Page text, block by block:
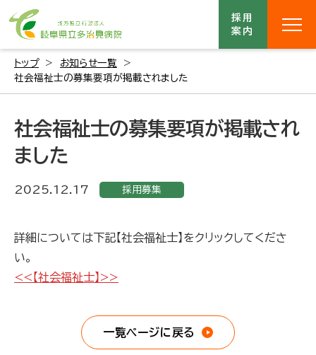
採用
案内
トップ
お知らせ一覧
社会福祉士の募集要項が掲載されました
社会福祉士の募集要項が掲載され
ました
2025.12.17 採用募集
詳細については下記【社会福祉士】をクリックしてくださ
い。
<<【社会福祉士】>>
一覧ページに戻る